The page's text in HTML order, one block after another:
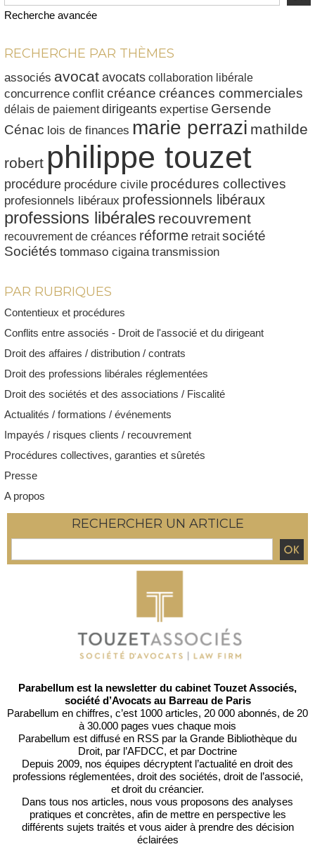
Recherche avancée
RECHERCHE PAR THÈMES
associés avocatavocats collaboration libérale
concurrence conflit créance créances commerciales
délais de paiement dirigeants expertise Gersende
Cénac lois de finances marie perrazi mathilde
robert philippe touzet
procédure procédure civile procédures collectives
profesionnels libéraux professionnels libéraux
professions libérales recouvrement
recouvrement de créances réforme retrait société
Sociétés tommaso cigaina transmission
PAR RUBRIQUES
Contentieux et procédures
Conflits entre associés - Droit de l'associé et du dirigeant
Droit des affaires / distribution / contrats
Droit des professions libérales réglementées
Droit des sociétés et des associations / Fiscalité
Actualités / formations / événements
Impayés / risques clients / recouvrement
Procédures collectives, garanties et sûretés
Presse
A propos
RECHERCHER UN ARTICLE
Parabellum est la newsletter du cabinet Touzet Associés,
société d’Avocats au Barreau de Paris
Parabellum en chiffres, c’est 1000 articles, 20 000 abonnés, de 20
à 30.000 pages vues chaque mois
Parabellum est diffusé en RSS par la Grande Bibliothèque du
Droit, par l’AFDCC, et par Doctrine
Depuis 2009, nos équipes décryptent l’actualité en droit des
professions réglementées, droit des sociétés, droit de l’associé,
et droit du créancier.
Dans tous nos articles, nous vous proposons des analyses
pratiques et concrètes, afin de mettre en perspective les
différents sujets traités et vous aider à prendre des décision
éclairées